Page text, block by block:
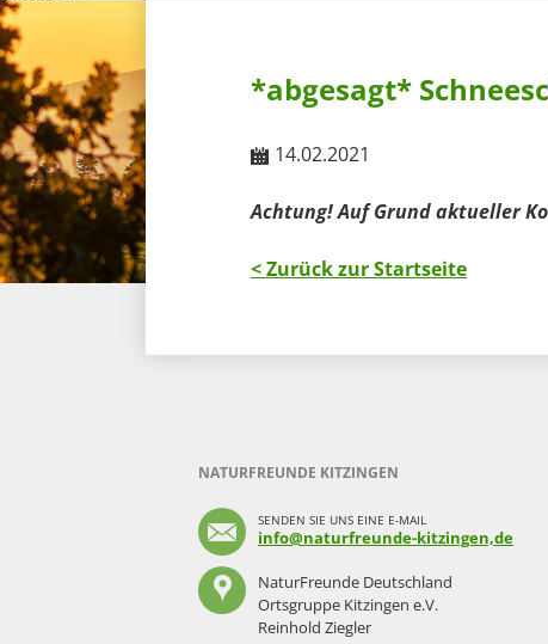
*abgesagt*
14.02.2021
Achtung! Auf Grund aktueller
< Zurück zur Startseite
NATURFREUNDE KITZINGEN
SENDEN SIE UNS EINE E-MAIL
info@naturfreunde-kitzingen,de
NaturFreunde Deutschland
Ortsgruppe Kitzingen e.V.
Reinhold Ziegler